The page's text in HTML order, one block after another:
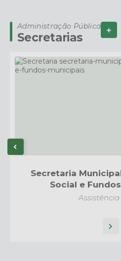
Secretarias
Administração Pública Ver Mais
Secretaria
Social e
Assistência